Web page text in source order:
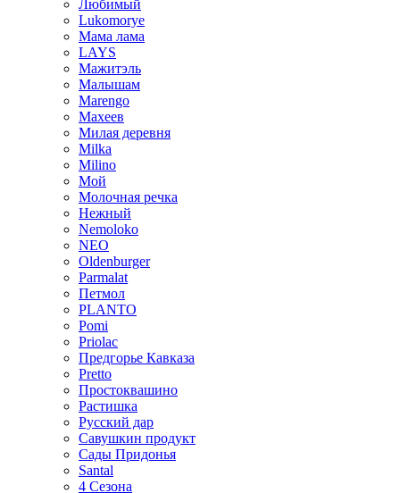
Любимый
Lukomorye
Мама лама
LAYS
Мажитэль
Малышам
Marengo
Махеев
Милая деревня
Milka
Milino
Мой
Молочная речка
Нежный
Nemoloko
NEO
Oldenburger
Parmalat
Петмол
PLANTO
Pomi
Priolac
Предгорье Кавказа
Pretto
Простоквашино
Растишка
Русский дар
Савушкин продукт
Сады Придонья
Santal
4 Сезона